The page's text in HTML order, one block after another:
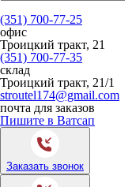
(351) 700-77-25
офис
Троицкий тракт, 21
(351) 700-77-35
склад
Троицкий тракт, 21/1
stroutel174@gmail.com
почта для заказов
Пишите в Ватсап
Заказать звонок